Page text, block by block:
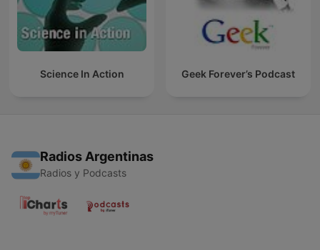
Science In Action Geek Forever’s Podcast
Radios Argentinas
Radios y Podcasts